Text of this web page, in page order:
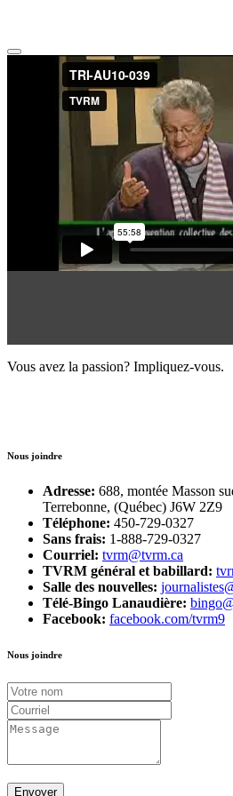
Vous avez la passion? Impliquez-vous.
Nous joindre
Adresse: 688, montée Masson
Terrebonne, (Québec) J6W 2Z9
Téléphone: 450-729-0327
Sans frais: 1-888-729-0327
Courriel: tvrm@tvrm.ca
TVRM général et babillard:
Salle des nouvelles:
Télé-Bingo Lanaudière:
Facebook: facebook.com/tvrm9
Nous joindre
Envoyer